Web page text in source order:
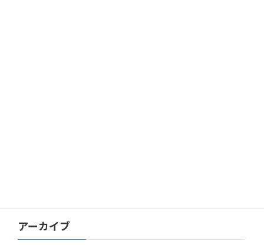
アーカイブ